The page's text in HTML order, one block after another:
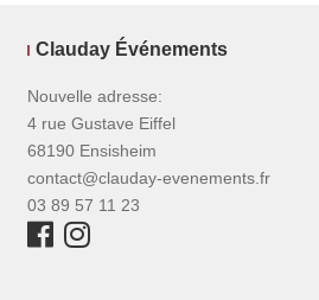
Clauday Événements
Nouvelle adresse:
4 rue Gustave Eiffel
68190 Ensisheim
contact@clauday-evenements.fr
03 89 57 11 23